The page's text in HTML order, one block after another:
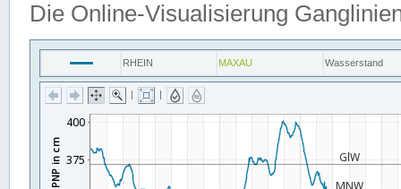
Die Online-Visualisierung